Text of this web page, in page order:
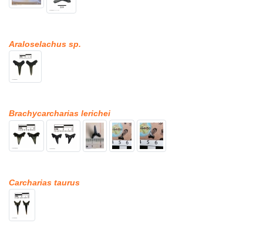
Araloselachus sp.
Brachycarcharias lerichei
Carcharias taurus